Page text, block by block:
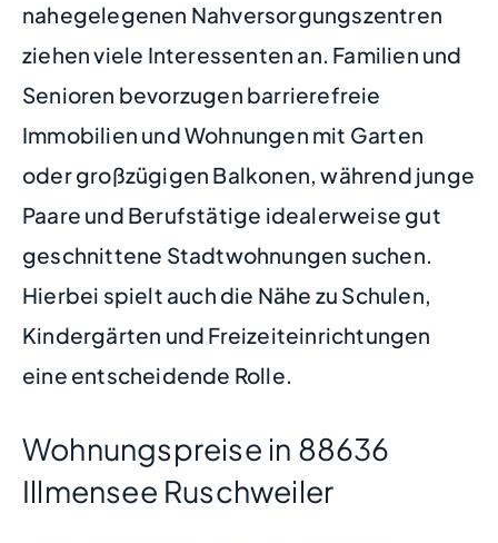
nahegelegenen Nahversorgungszentren
ziehen viele Interessenten an. Familien und
Senioren bevorzugen barrierefreie
Immobilien und Wohnungen mit Garten
oder großzügigen Balkonen, während junge
Paare und Berufstätige idealerweise gut
geschnittene Stadtwohnungen suchen.
Hierbei spielt auch die Nähe zu Schulen,
Kindergärten und Freizeiteinrichtungen
eine entscheidende Rolle.
Wohnungspreise in 88636
Illmensee Ruschweiler